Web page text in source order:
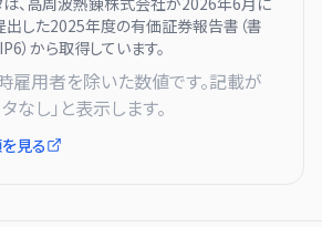
した2025年度の有価証券報告書（書
）から取得しています。
用者を除いた数値です。記載が
なし」と表示します。
見る